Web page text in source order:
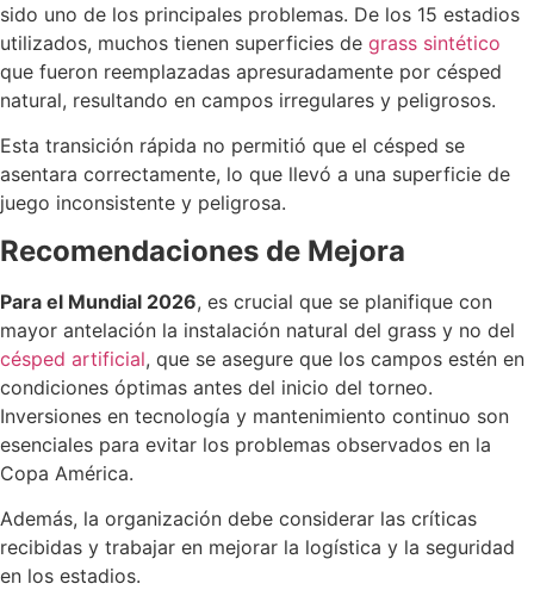
sido uno de los principales problemas. De los 15 estadios
utilizados, muchos tienen superficies de grass sintético
que fueron reemplazadas apresuradamente por césped
natural, resultando en campos irregulares y peligrosos​.
Esta transición rápida no permitió que el césped se
asentara correctamente, lo que llevó a una superficie de
juego inconsistente y peligrosa.
Recomendaciones de Mejora
Para el Mundial 2026, es crucial que se planifique con
mayor antelación la instalación natural del grass y no del
césped artificial, que se asegure que los campos estén en
condiciones óptimas antes del inicio del torneo.
Inversiones en tecnología y mantenimiento continuo son
esenciales para evitar los problemas observados en la
Copa América.
Además, la organización debe considerar las críticas
recibidas y trabajar en mejorar la logística y la seguridad
en los estadios​.